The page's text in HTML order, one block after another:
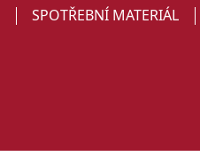
SPOTŘEBNÍ MATERIÁL